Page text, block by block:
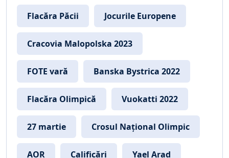
Flacăra Păcii Jocurile Europene
Cracovia Malopolska 2023
FOTE vară Banska Bystrica 2022
Flacăra Olimpică Vuokatti 2022
27 martie Crosul Național Olimpic
AOR Calificări Yael Arad